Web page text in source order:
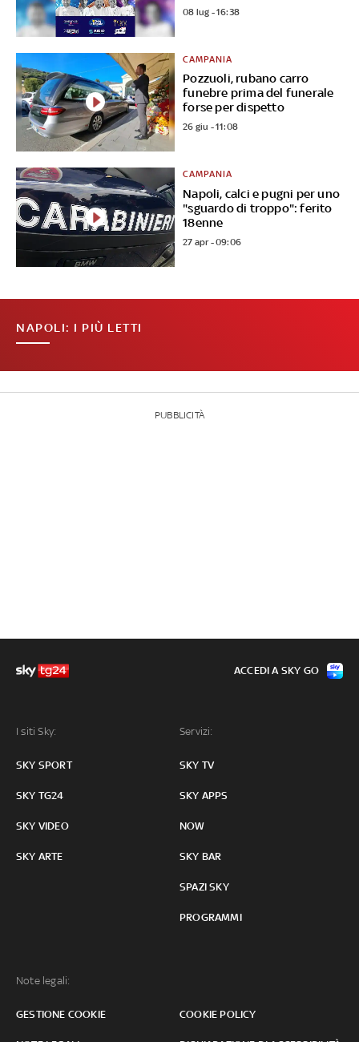
08 lug - 16:38
Pozzuoli, rubano carro
funebre prima del funerale
forse per dispetto
CAMPANIA
26 giu - 11:08
Napoli, calci e pugni per uno
"sguardo di troppo": ferito
18enne
CAMPANIA
27 apr - 09:06
NAPOLI: I PIÙ LETTI
PUBBLICITÀ
I siti Sky:
SKY SPORT
SKY TG24
SKY VIDEO
SKY ARTE
Servizi:
SKY TV
SKY APPS
NOW
SKY BAR
SPAZI SKY
PROGRAMMI
Note legali:
GESTIONE COOKIE COOKIE POLICY
ACCEDI A SKY GO